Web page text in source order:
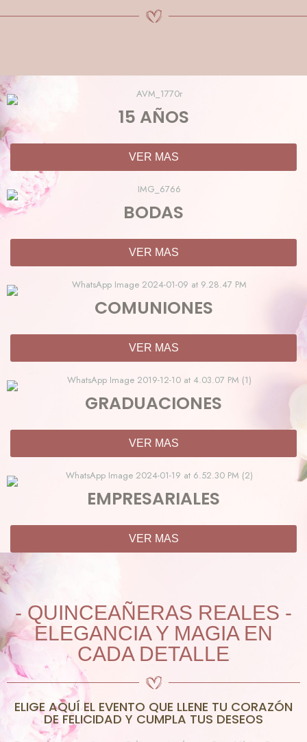
15 AÑOS
VER MAS
BODAS
VER MAS
COMUNIONES
VER MAS
GRADUACIONES
VER MAS
EMPRESARIALES
VER MAS
- QUINCEAÑERAS REALES -
ELEGANCIA Y MAGIA EN
CADA DETALLE
ELIGE AQUÍ EL EVENTO QUE LLENE TU CORAZÓN
DE FELICIDAD Y CUMPLA TUS DESEOS